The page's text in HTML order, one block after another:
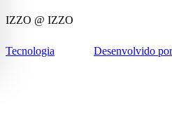
IZZO @ IZZO
Tecnologia Desenvolvido por